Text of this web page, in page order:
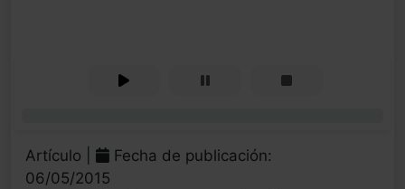
Artículo |
Fecha de publicación:
06/05/2015